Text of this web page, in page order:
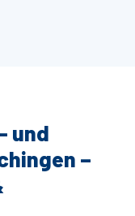
und
–